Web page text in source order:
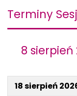
Terminy
8 sierpień
18 sierpień